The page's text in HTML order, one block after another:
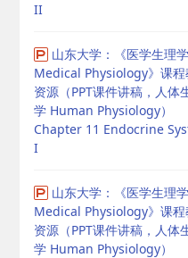
II
山东大学：《医学生理学
Medical Physiology》课程
资源（PPT课件讲稿，人体
学 Human Physiology）
Chapter 11 Endocrine
I
山东大学：《医学生理学
Medical Physiology》课程
资源（PPT课件讲稿，人体
学 Human Physiology）